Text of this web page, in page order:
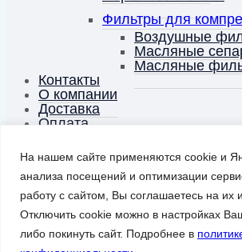
На нашем сайте применяются cookie и
анализа посещений и оптимизации
работу с сайтом, Вы соглашаетесь на их
Отключить cookie можно в настройках
либо покинуть сайт. Подробнее в
Фильтры для
Воздушные
Масляные
Масляные
Контакты
О компании
Доставка
Оплата
Корзина
Заказать звонок